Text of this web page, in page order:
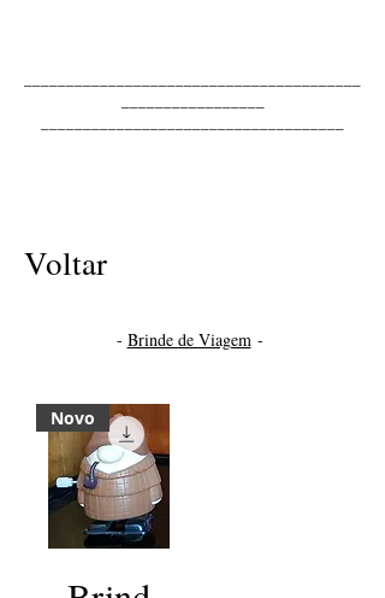
Voltar
- Brinde de Viagem-
Novo